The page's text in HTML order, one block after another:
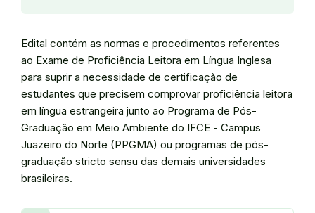
Edital contém as normas e procedimentos referentes
ao Exame de Proficiência Leitora em Língua Inglesa
para suprir a necessidade de certificação de
estudantes que precisem comprovar proficiência leitora
em língua estrangeira junto ao Programa de Pós-
Graduação em Meio Ambiente do IFCE - Campus
Juazeiro do Norte (PPGMA) ou programas de pós-
graduação stricto sensu das demais universidades
brasileiras.